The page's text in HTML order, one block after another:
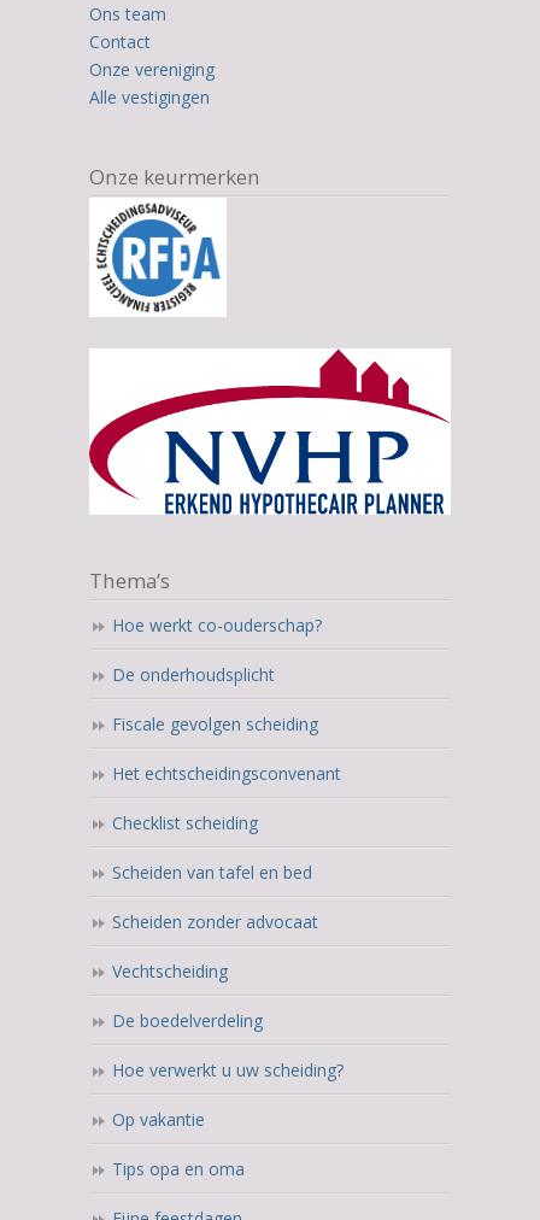
Ons team
Contact
Onze vereniging
Alle vestigingen
Onze keurmerken
Thema’s
Hoe werkt co-ouderschap?
De onderhoudsplicht
Fiscale gevolgen scheiding
Het echtscheidingsconvenant
Checklist scheiding
Scheiden van tafel en bed
Scheiden zonder advocaat
Vechtscheiding
De boedelverdeling
Hoe verwerkt u uw scheiding?
Op vakantie
Tips opa en oma